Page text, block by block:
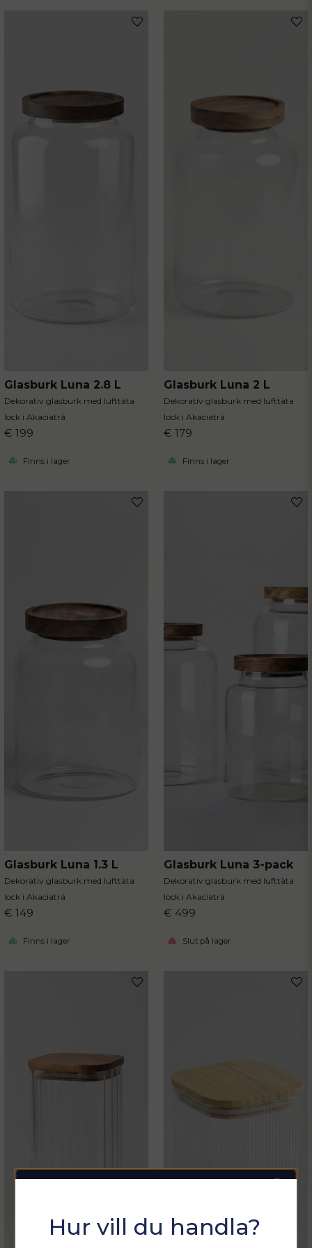
Glasburk Luna 2.8 L
Dekorativ glasburk med lufttäta
lock i Akaciaträ
€ 199
Finns i lager
Glasburk Luna 2 L
Dekorativ glasburk med lufttäta
lock i Akaciaträ
€ 179
Finns i lager
Glasburk Luna 1.3 L
Dekorativ glasburk med lufttäta
lock i Akaciaträ
€ 149
Finns i lager
Glasburk Luna 3-pack
Dekorativ glasburk med lufttäta
lock i Akaciaträ
€ 499
Slut på lager
Sommarfixa med
Sortix! 15% rabatt
Hur vill du handla?